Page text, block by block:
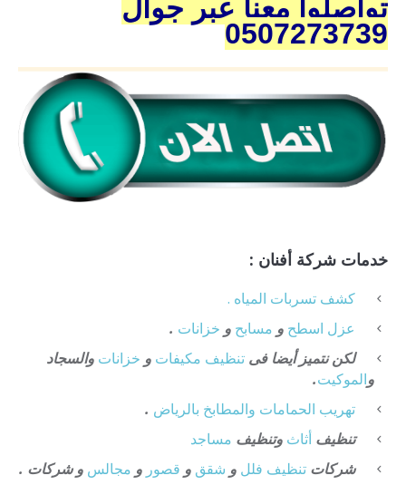
تواصلوا معنا عبر جوال
0507273739
خدمات شركة أفنان :
كشف تسربات المياه .
عزل اسطح و مسابح و خزانات .
لكن نتميز أيضا فى تنظيف مكيفات و خزانات والسجاد
والموكيت.
تهريب الحمامات والمطابخ بالرياض .
تنظيف أثاث وتنظيف مساجد
شركات تنظيف فلل و شقق و قصور و مجالس و شركات .